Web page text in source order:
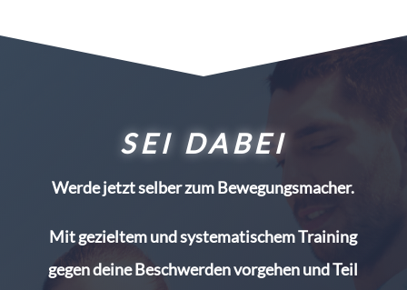
SEI DABEI
Werde jetzt selber zum Bewegungsmacher.
Mit gezieltem und systematischem Training
gegen deine Beschwerden vorgehen und Teil